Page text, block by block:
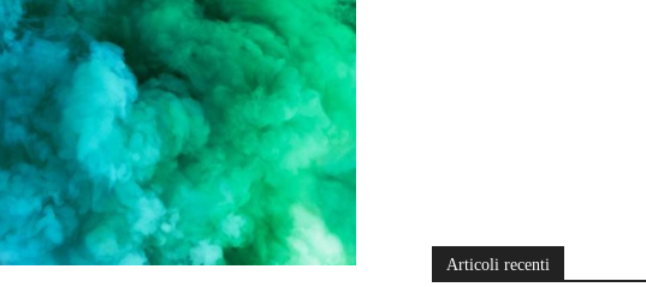
Articoli recenti